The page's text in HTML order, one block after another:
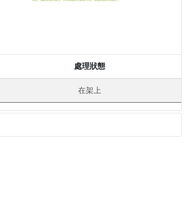
處理狀態
在架上